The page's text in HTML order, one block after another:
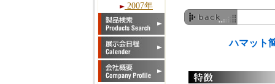
2007年
ハマット